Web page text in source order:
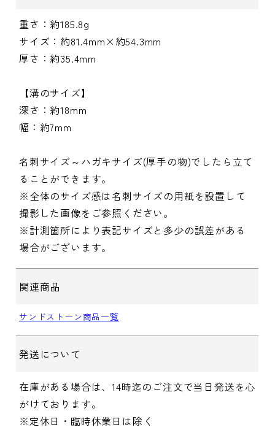
重さ：約185.8g
サイズ：約81.4mm×約54.3mm
厚さ：約35.4mm
【溝のサイズ】
深さ：約18mm
幅：約7mm
名刺サイズ～ハガキサイズ(厚手の物)でしたら立て
ることができます。
※全体のサイズ感は名刺サイズの用紙を設置して
撮影した画像をご参照ください。
※計測箇所により表記サイズと多少の誤差がある
場合がございます。
関連商品
サンドストーン商品一覧
発送について
在庫がある場合は、14時迄のご注文で当日発送を心
がけております。
※定休日・臨時休業日は除く